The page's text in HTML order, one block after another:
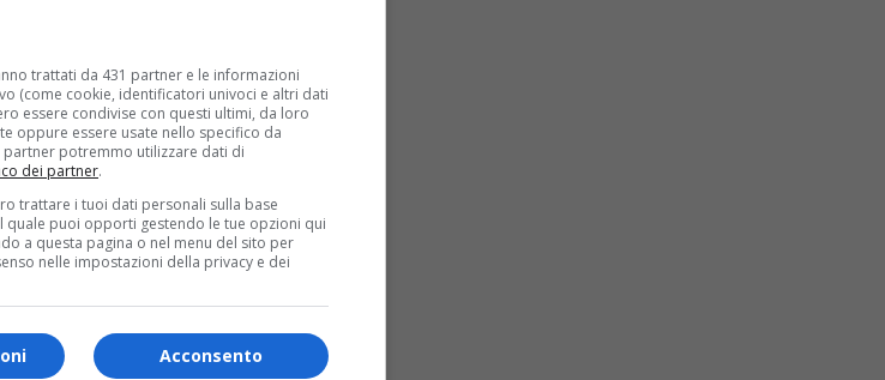
trattati da 431 partner e le informazioni
(come cookie, identificatori univoci e altri dati
essere condivise con questi ultimi, da loro
oppure essere usate nello specifico da
potremmo utilizzare dati di
dei partner.
trattare i tuoi dati personali sulla base
quale puoi opporti gestendo le tue opzioni qui
a questa pagina o nel menu del sito per
nelle impostazioni della privacy e dei
Acconsento